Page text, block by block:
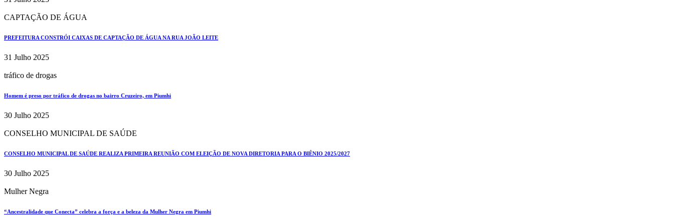
CAPTAÇÃO DE ÁGUA
PREFEITURA CONSTRÓI CAIXAS DE CAPTAÇÃO DE ÁGUA NA RUA JOÃO LEITE
31 Julho 2025
tráfico de drogas
Homem é preso por tráfico de drogas no bairro Cruzeiro, em Piumhi
30 Julho 2025
CONSELHO MUNICIPAL DE SAÚDE
CONSELHO MUNICIPAL DE SAÚDE REALIZA PRIMEIRA REUNIÃO COM ELEIÇÃO DE NOVA DIRETORIA PARA O BIÊNIO 2025/2027
30 Julho 2025
Mulher Negra
“Ancestralidade que Conecta” celebra a força e a beleza da Mulher Negra em Piumhi